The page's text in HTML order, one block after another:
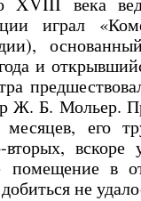
играл
и
Ж. Б. Мольер.
месяцев, его
вскоре
помещение в
не